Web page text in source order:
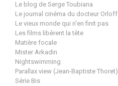
Le blog de Serge Toubiana
Le journal cinéma du docteur Orloff
Le vieux monde qui n'en finit pas
Les films libèrent la tête
Matière focale
Mister Arkadin
Nightswimming
Parallax view (Jean-Baptiste Thoret)
Série Bis